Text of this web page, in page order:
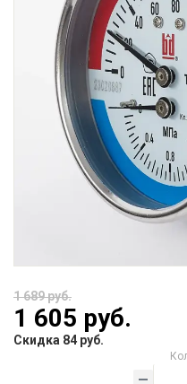
1 689 руб.
1 605 руб.
Скидка 84 руб.